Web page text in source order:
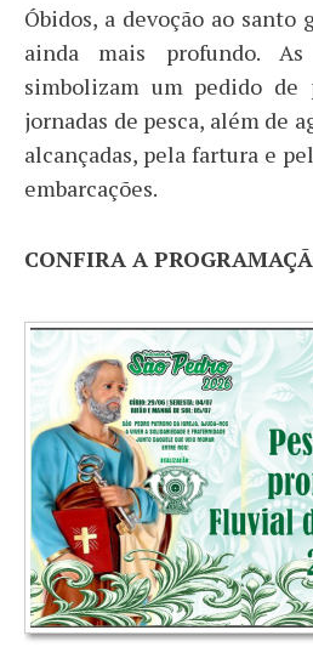
Óbidos, a devoção ao santo
ainda mais profundo. As
simbolizam um pedido de
jornadas de pesca, além de
alcançadas, pela fartura e
embarcações.
CONFIRA A